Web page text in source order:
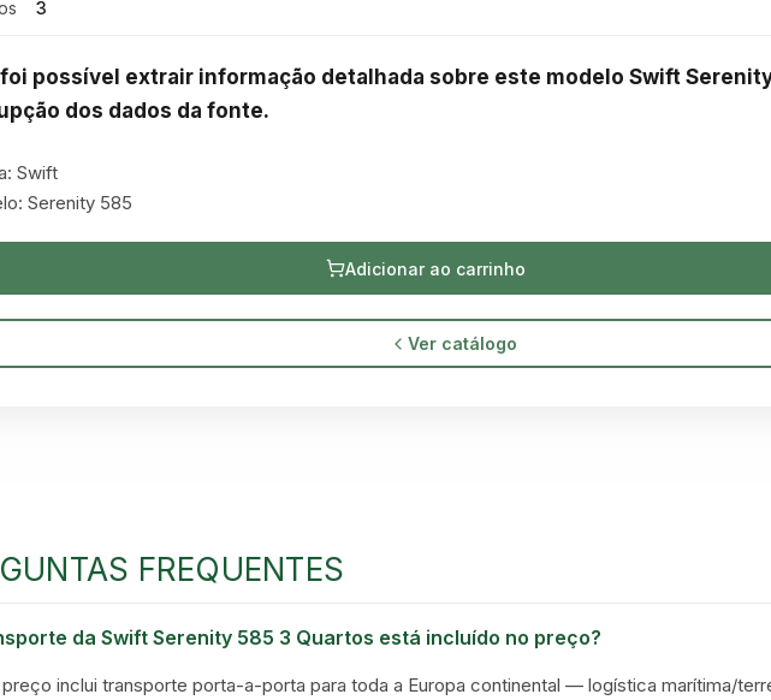
3
foi possível extrair informação detalhada sobre este modelo Swift
dos dados da fonte.
Swift
Serenity 585
Adicionar ao carrinho
Ver catálogo
FREQUENTES
da Swift Serenity 585 3 Quartos está incluído no preço?
preço inclui transporte porta-a-porta para toda a Europa continental — logística marítima/